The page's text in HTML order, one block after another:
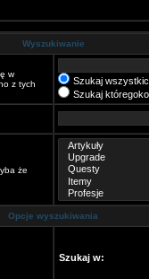
Wyszukiwanie
w
z tych
Szukaj
Szukaj
że
Opcje wyszukiwania
Szukaj w: